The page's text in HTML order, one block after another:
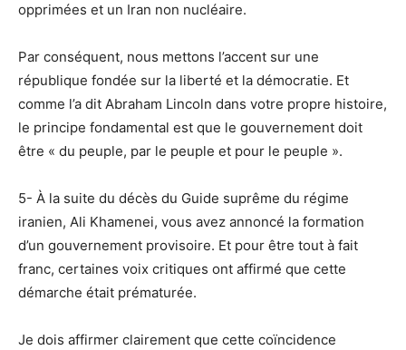
opprimées et un Iran non nucléaire.
Par conséquent, nous mettons l’accent sur une
république fondée sur la liberté et la démocratie. Et
comme l’a dit Abraham Lincoln dans votre propre histoire,
le principe fondamental est que le gouvernement doit
être « du peuple, par le peuple et pour le peuple ».
5- À la suite du décès du Guide suprême du régime
iranien, Ali Khamenei, vous avez annoncé la formation
d’un gouvernement provisoire. Et pour être tout à fait
franc, certaines voix critiques ont affirmé que cette
démarche était prématurée.
Je dois affirmer clairement que cette coïncidence